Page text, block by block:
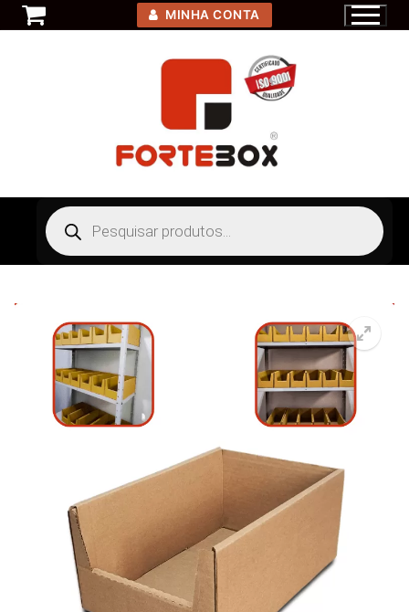
Pular
para
MINHA CONTA
Pesquisar
produtos
🔍